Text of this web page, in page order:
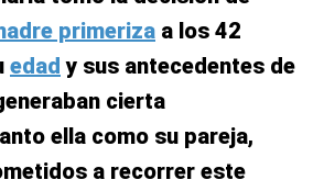
primeriza a los 42
edad y sus antecedentes de
cierta
ella como su pareja,
a recorrer este